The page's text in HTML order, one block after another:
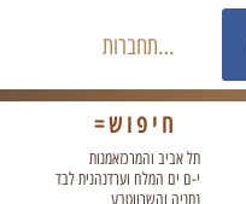
להתחברות
חיפוש=
תל אביב והמרכזאמנות
י-ם ים המלח וערדנהנית לבד
נתניה והשרוןטבע